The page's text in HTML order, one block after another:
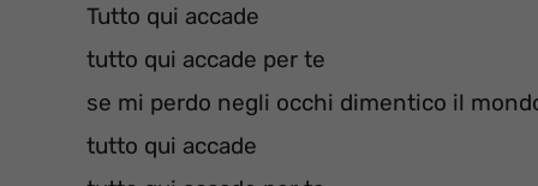
Tutto qui accade
tutto qui accade per te
se mi perdo negli occhi dimentico il
tutto qui accade